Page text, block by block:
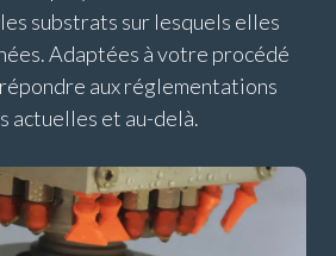
substrats sur lesquels elles
Adaptées à votre procédé
aux réglementations
actuelles et au-delà.